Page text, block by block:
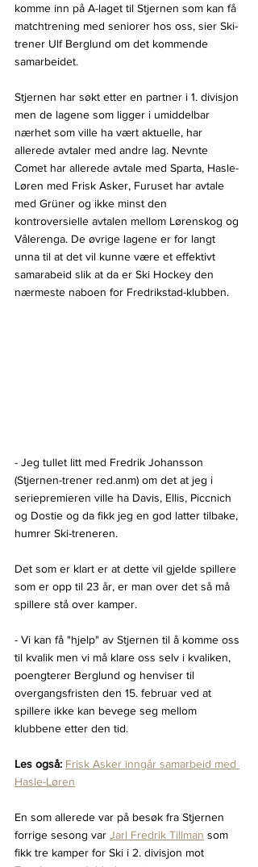
komme inn på A-laget til Stjernen som kan få
matchtrening med seniorer hos oss, sier Ski-
trener Ulf Berglund om det kommende
samarbeidet.
Stjernen har søkt etter en partner i 1. divisjon
men de lagene som ligger i umiddelbar
nærhet som ville ha vært aktuelle, har
allerede avtaler med andre lag. Nevnte
Comet har allerede avtale med Sparta, Hasle-
Løren med Frisk Asker, Furuset har avtale
med Grüner og ikke minst den
kontroversielle avtalen mellom Lørenskog og
Vålerenga. De øvrige lagene er for langt
unna til at det vil kunne være et effektivt
samarabeid slik at da er Ski Hockey den
nærmeste naboen for Fredrikstad-klubben.
- Jeg tullet litt med Fredrik Johansson
(Stjernen-trener red.anm) om det at jeg i
seriepremieren ville ha Davis, Ellis, Piccnich
og Dostie og da fikk jeg en god latter tilbake,
humrer Ski-treneren.
Det som er klart er at dette vil gjelde spillere
som er opp til 23 år, er man over det så må
spillere stå over kamper.
- Vi kan få "hjelp" av Stjernen til å komme oss
til kvalik men vi må klare oss selv i kvaliken,
poengterer Berglund og henviser til
overgangsfristen den 15. februar ved at
spillere ikke kan bevege seg mellom
klubbene etter den tid.
Les også: Frisk Asker inngår samarbeid med
Hasle-Løren
En som allerede var på besøk fra Stjernen
forrige sesong var Jarl Fredrik Tillman som
fikk tre kamper for Ski i 2. divisjon mot